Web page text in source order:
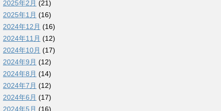
2025年2月 (21)
2025年1月 (16)
2024年12月 (16)
2024年11月 (12)
2024年10月 (17)
2024年9月 (12)
2024年8月 (14)
2024年7月 (12)
2024年6月 (17)
2024年5月 (16)